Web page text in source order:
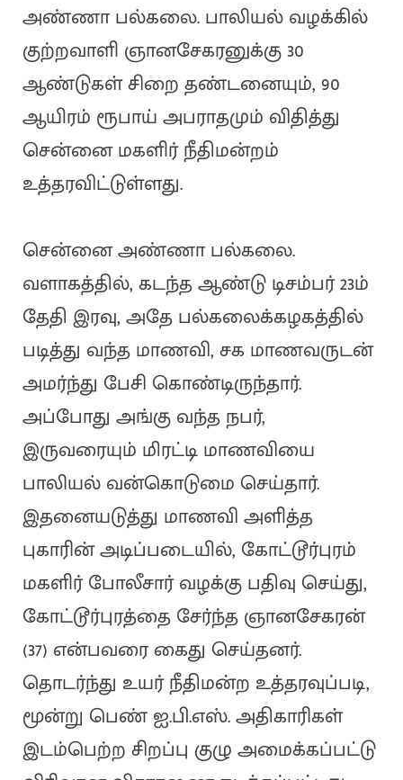
அண்ணா பல்கலை. பாலியல் வழக்கில்
குற்றவாளி ஞானசேகரனுக்கு 30
ஆண்டுகள் சிறை தண்டனையும், 90
ஆயிரம் ரூபாய் அபராதமும் விதித்து
சென்னை மகளிர் நீதிமன்றம்
உத்தரவிட்டுள்ளது.
சென்னை அண்ணா பல்கலை.
வளாகத்தில், கடந்த ஆண்டு டிசம்பர் 23ம்
தேதி இரவு, அதே பல்கலைக்கழகத்தில்
படித்து வந்த மாணவி, சக மாணவருடன்
அமர்ந்து பேசி கொண்டிருந்தார்.
அப்போது அங்கு வந்த நபர்,
இருவரையும் மிரட்டி மாணவியை
பாலியல் வன்கொடுமை செய்தார்.
இதனையடுத்து மாணவி அளித்த
புகாரின் அடிப்படையில், கோட்டூர்புரம்
மகளிர் போலீசார் வழக்கு பதிவு செய்து,
கோட்டூர்புரத்தை சேர்ந்த ஞானசேகரன்
(37) என்பவரை கைது செய்தனர்.
தொடர்ந்து உயர் நீதிமன்ற உத்தரவுப்படி,
மூன்று பெண் ஐ.பி.எஸ். அதிகாரிகள்
இடம்பெற்ற சிறப்பு குழு அமைக்கப்பட்டு